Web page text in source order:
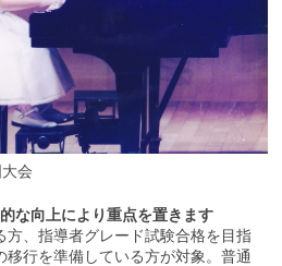
会
な向上により重点を置きます
方、指導者グレード試験合格を目指
移行を準備している方が対象。普通